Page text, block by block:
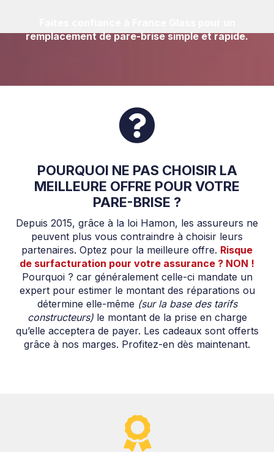
remplacement de pare-brise simple et rapide.
POURQUOI NE PAS CHOISIR LA
MEILLEURE OFFRE POUR VOTRE
PARE-BRISE ?
Depuis 2015, grâce à la loi Hamon, les assureurs ne
peuvent plus vous contraindre à choisir leurs
partenaires. Optez pour la meilleure offre. Risque
de surfacturation pour votre assurance ? NON !
Pourquoi ? car généralement celle-ci mandate un
expert pour estimer le montant des réparations ou
détermine elle-même (sur la base des tarifs
constructeurs)le montant de la prise en charge
qu’elle acceptera de payer. Les cadeaux sont offerts
grâce à nos marges. Profitez-en dès maintenant.